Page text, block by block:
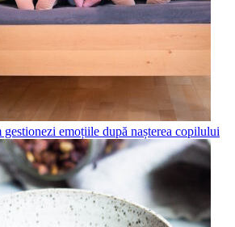
gestionezi emoțiile după nașterea copilului